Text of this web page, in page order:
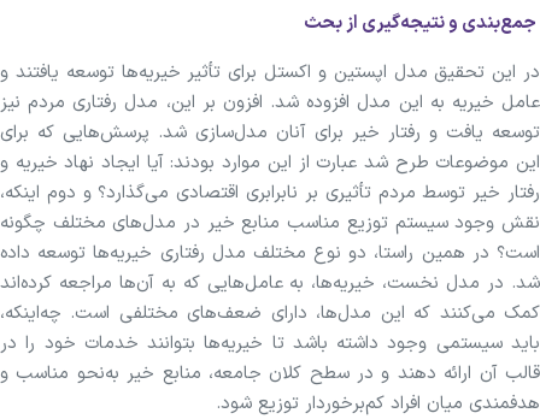
جمع‌بندی و نتیجه‌گیری از بحث
در این تحقیق مدل اپستین و اکستل برای تأثیر خیریه‌ها توسعه یافتند و
عامل خیریه به این مدل افزوده شد. افزون بر این، مدل رفتاری مردم نیز
توسعه یافت و رفتار خیر برای آنان مدل‌سازی شد. پرسش‌هایی که برای
این موضوعات طرح شد عبارت از این موارد بودند: آیا ایجاد نهاد خیریه و
رفتار خیر توسط مردم تأثیری بر نابرابری اقتصادی می‌گذارد؟ و دوم اینکه،
نقش وجود سیستم توزیع مناسب منابع خیر در مدل‌های مختلف چگونه
است؟ در همین راستا، دو نوع مختلف مدل رفتاری خیریه‌ها توسعه داده‌
شد. در مدل نخست، خیریه‌ها، به عامل‌هایی که به آن‌ها مراجعه کرده‌اند
کمک می‌کنند که این مدل‌ها، دارای ضعف‌های مختلفی است. چه‌اینکه،
باید سیستمی وجود داشته باشد تا خیریه‌ها بتوانند خدمات خود را در
قالب آن ارائه دهند و در سطح کلان جامعه، منابع خیر به‌نحو مناسب و
هدفمندی میان افراد کم‌برخوردار توزیع شود.